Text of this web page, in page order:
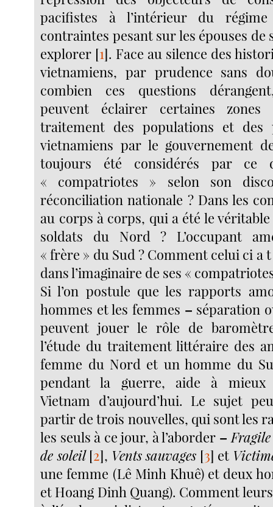
pacifistes à l’intérieur du
contraintes pesant sur les épouses de
explorer [1]. Face au silence des
vietnamiens, par prudence sans
combien ces questions
peuvent éclairer certaines
traitement des populations et des
vietnamiens par le gouvernement
toujours été considérés par ce
« compatriotes » selon son
réconciliation nationale ? Dans les
au corps à corps, qui a été le
soldats du Nord ? L’occupant
« frère » du Sud ? Comment celui ci a
dans l’imaginaire de ses «
Si l’on postule que les rapports
hommes et les femmes – séparation
peuvent jouer le rôle de
l’étude du traitement littéraire des
femme du Nord et un homme du
pendant la guerre, aide à mieux
Vietnam d’aujourd’hui. Le sujet
partir de trois nouvelles, qui sont les
les seuls à ce jour, à l’aborder –
de soleil[2], Vents sauvages [3] et
une femme (Lê Minh Khuê) et deux
et Hoang Dinh Quang). Comment